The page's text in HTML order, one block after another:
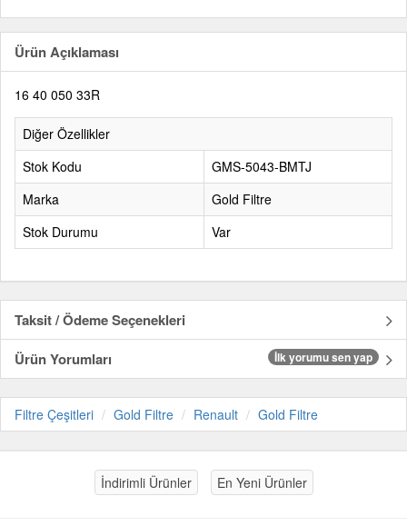
Ürün Açıklaması
16 40 050 33R
Diğer Özellikler
Stok Kodu
GMS-5043-BMTJ
Marka
Gold Filtre
Stok Durumu
Var
Taksit / Ödeme Seçenekleri
Ürün Yorumları
İlk yorumu sen yap
Filtre Çeşitleri Gold Filtre Renault Gold Filtre
İndirimli Ürünler En Yeni Ürünler